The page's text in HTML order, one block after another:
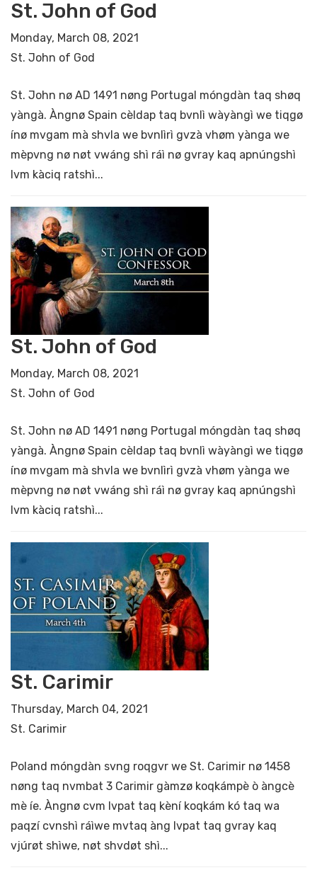
St. John of God
Monday, March 08, 2021
St. John of God
St. John nø AD 1491 nøng Portugal móngdàn taq shøq
yàngà. Àngnø Spain cèldap taq bvnlì wàyàngì we tiqgø
ínø mvgam mà shvla we bvnlìrì gvzà vhøm yànga we
mèpvng nø nøt vwáng shì ráì nø gvray kaq apnúngshì
lvm kàciq ratshì...
St. John of God
Monday, March 08, 2021
St. John of God
St. John nø AD 1491 nøng Portugal móngdàn taq shøq
yàngà. Àngnø Spain cèldap taq bvnlì wàyàngì we tiqgø
ínø mvgam mà shvla we bvnlìrì gvzà vhøm yànga we
mèpvng nø nøt vwáng shì ráì nø gvray kaq apnúngshì
lvm kàciq ratshì...
St. Carimir
Thursday, March 04, 2021
St. Carimir
Poland móngdàn svng roqgvr we St. Carimir nø 1458
nøng taq nvmbat 3 Carimir gàmzø koqkámpè ò àngcè
mè íe. Àngnø cvm lvpat taq kèní koqkám kó taq wa
paqzí cvnshì ráìwe mvtaq àng lvpat taq gvray kaq
vjúrøt shìwe, nøt shvdøt shì...